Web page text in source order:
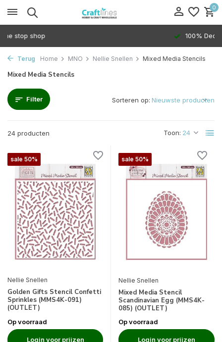
0
Terug Home MNO Nellie Snellen Mixed Media Stencils
Mixed Media Stencils
Filter
24 producten Toon:
Sorteren op:
sale 50%
Nellie Snellen
Golden Gifts Stencil Confetti
Sprinkles (MMS4K-091)
(OUTLET)
Op voorraad
Login voor prijzen
sale 50%
Nellie Snellen
Mixed Media Stencil
Scandinavian Egg (MMS4K-
085) (OUTLET)
Op voorraad
Login voor prijzen